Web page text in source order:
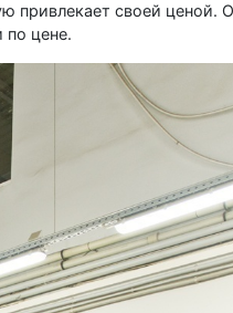
привлекает своей ценой.
по цене.